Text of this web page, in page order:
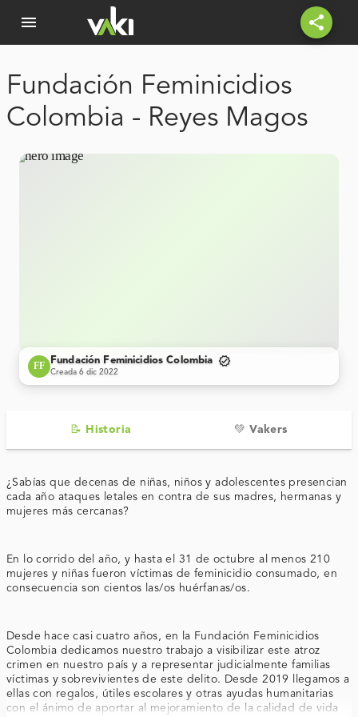
menu share
Fundación Feminicidios
Colombia - Reyes Magos
FF Fundación Feminicidios Colombia verified
Creada 6 dic 2022
📝 Historia 💚 Vakers
¿Sabías que decenas de niñas, niños y adolescentes presencian
cada año ataques letales en contra de sus madres, hermanas y
mujeres más cercanas?
En lo corrido del año, y hasta el 31 de octubre al menos 210
mujeres y niñas fueron víctimas de feminicidio consumado, en
consecuencia son cientos las/os huérfanas/os.
Desde hace casi cuatro años, en la Fundación Feminicidios
Colombia dedicamos nuestro trabajo a visibilizar este atroz
crimen en nuestro país y a representar judicialmente familias
víctimas y sobrevivientes de este delito. Desde 2019 llegamos a
ellas con regalos, útiles escolares y otras ayudas humanitarias
con el ánimo de aportar al mejoramiento de la calidad de vida